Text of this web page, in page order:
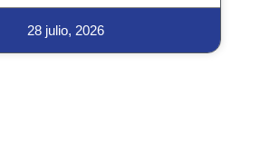
28 julio, 2026